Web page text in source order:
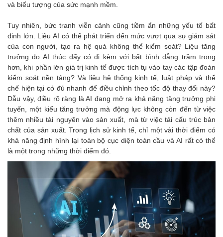
và biểu tượng của sức mạnh mềm.
Tuy nhiên, bức tranh viễn cảnh cũng tiềm ẩn những yếu tố bất
định lớn. Liệu AI có thể phát triển đến mức vượt qua sự giám sát
của con người, tạo ra hệ quả không thể kiểm soát? Liệu tăng
trưởng do AI thúc đẩy có đi kèm với bất bình đẳng trầm trọng
hơn, khi phần lớn giá trị kinh tế được tích tụ vào tay các tập đoàn
kiểm soát nền tảng? Và liệu hệ thống kinh tế, luật pháp và thể
chế hiện tại có đủ nhanh để điều chỉnh theo tốc độ thay đổi này?
Dẫu vậy, điều rõ ràng là AI đang mở ra khả năng tăng trưởng phi
tuyến, một kiểu tăng trưởng mà động lực không còn đến từ việc
thêm nhiều tài nguyên vào sản xuất, mà từ việc tái cấu trúc bản
chất của sản xuất. Trong lịch sử kinh tế, chỉ một vài thời điểm có
khả năng định hình lại toàn bộ cục diện toàn cầu và AI rất có thể
là một trong những thời điểm đó.